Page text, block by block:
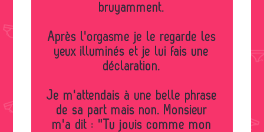
bruyamment.
Après l'orgasme je le regarde les
yeux illuminés et je lui fais une
déclaration.
Je m'attendais à une belle phrase
de sa part mais non. Monsieur
m'a dit : "Tu jouis comme mon